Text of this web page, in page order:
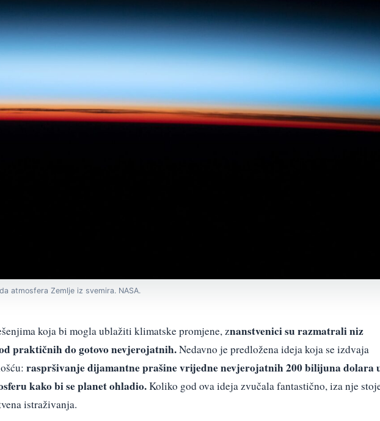
atmosfera Zemlje iz svemira. NASA.
koja bi mogla ublažiti klimatske promjene, znanstvenici su razmatrali niz
praktičnih do gotovo nevjerojatnih.Nedavno je predložena ideja koja se izdvaja
raspršivanje dijamantne prašine vrijedne nevjerojatnih 200 bilijuna dolara
kako bi se planet ohladio.Koliko god ova ideja zvučala fantastično, iza nje
istraživanja.